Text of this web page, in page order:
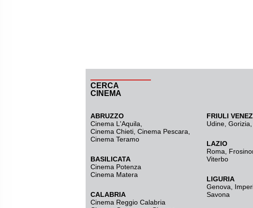
CERCA
CINEMA
ABRUZZO
Cinema L'Aquila
Cinema Chieti, Cinema Pescara,
Cinema Teramo
BASILICATA
Cinema Potenza
Cinema Matera
CALABRIA
Cinema Reggio Calabria
FRIULI
Udine Gorizia
LAZIO
Roma
Viterbo
LIGURIA
Genova
Savona